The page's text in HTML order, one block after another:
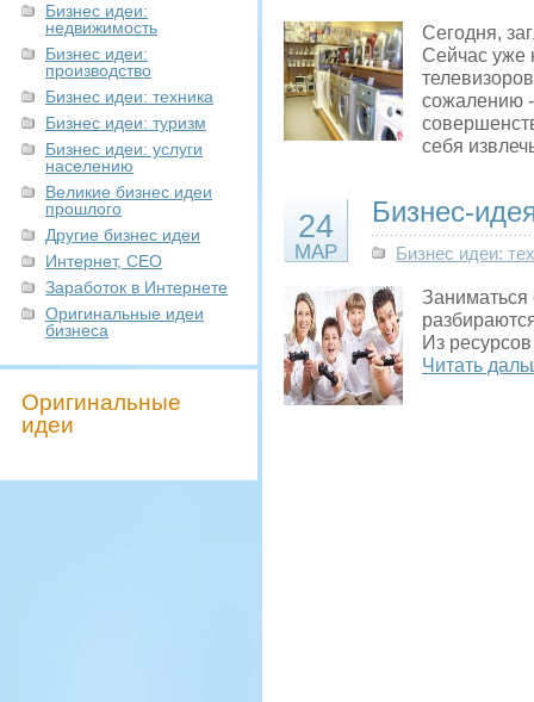
Бизнес идеи:
недвижимость
Бизнес идеи:
производство
Бизнес идеи: техника
Бизнес идеи: туризм
Бизнес идеи: услуги
населению
Великие бизнес идеи
прошлого
Другие бизнес идеи
Интернет, СЕО
Заработок в Интернете
Оригинальные идеи
бизнеса
Оригинальные
идеи
Сегодня,
Сейчас уже
сожалению -
себя
24
МАР
Бизнес-
Бизнес идеи:
Заниматься
Из
Читать